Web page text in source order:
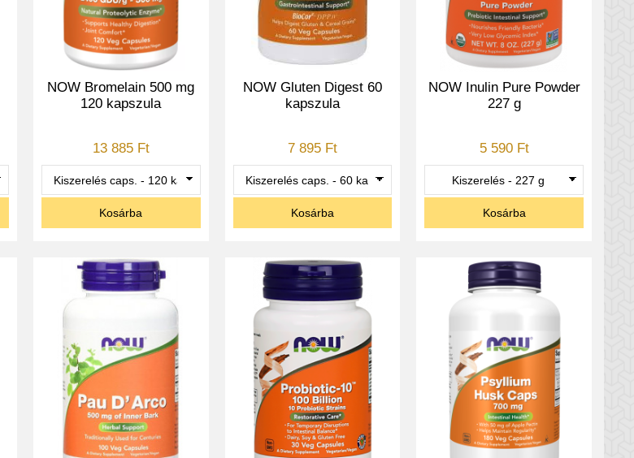
NOW Bromelain 500 mg
120 kapszula
13 885 Ft
Kosárba
NOW Gluten Digest 60
kapszula
7 895 Ft
Kosárba
NOW Inulin Pure Powder
227 g
5 590 Ft
Kosárba